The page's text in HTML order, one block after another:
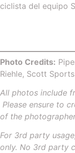
ciclista del equipo
Photo Credits:
Riehle, Scott Sports
All photos include
Please ensure to
of the
For 3rd party
only. No 3rd party